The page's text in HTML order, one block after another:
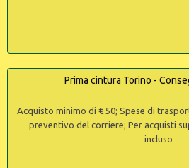
Prima cintura Torino -
Acquisto minimo di € 50; Spese di
preventivo del corriere; Per acquisti
incluso